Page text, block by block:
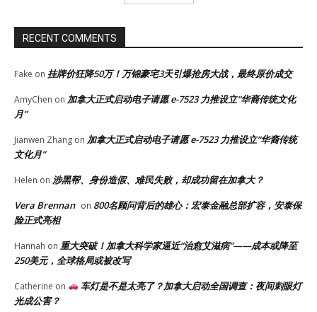
RECENT COMMENTS
Fake on 挂牌价狂降50万！万锦豪宅3天引爆抢房大战，最终原价成交
AmyChen on 加拿大正式启动电子请愿 e-7523 力推设立“华裔传统文化
月”
Jianwen Zhang on 加拿大正式启动电子请愿 e-7523 力推设立“华裔传统
文化月”
Helen on 涉黑帮、身份造假、难民失败，却成功留在加拿大？
Vera Brennan on 800名顾问背后的雄心：宏泰金融总部扩容，安泰保
险正式亮相
Hannah on 重大突破！加拿大科学家逼近“治愈艾滋病”——成本或降至
250美元，全球格局或被改写
Catherine on
车灯是不是太亮了？加拿大启动全国调查：夜间刺眼灯
光成公害？